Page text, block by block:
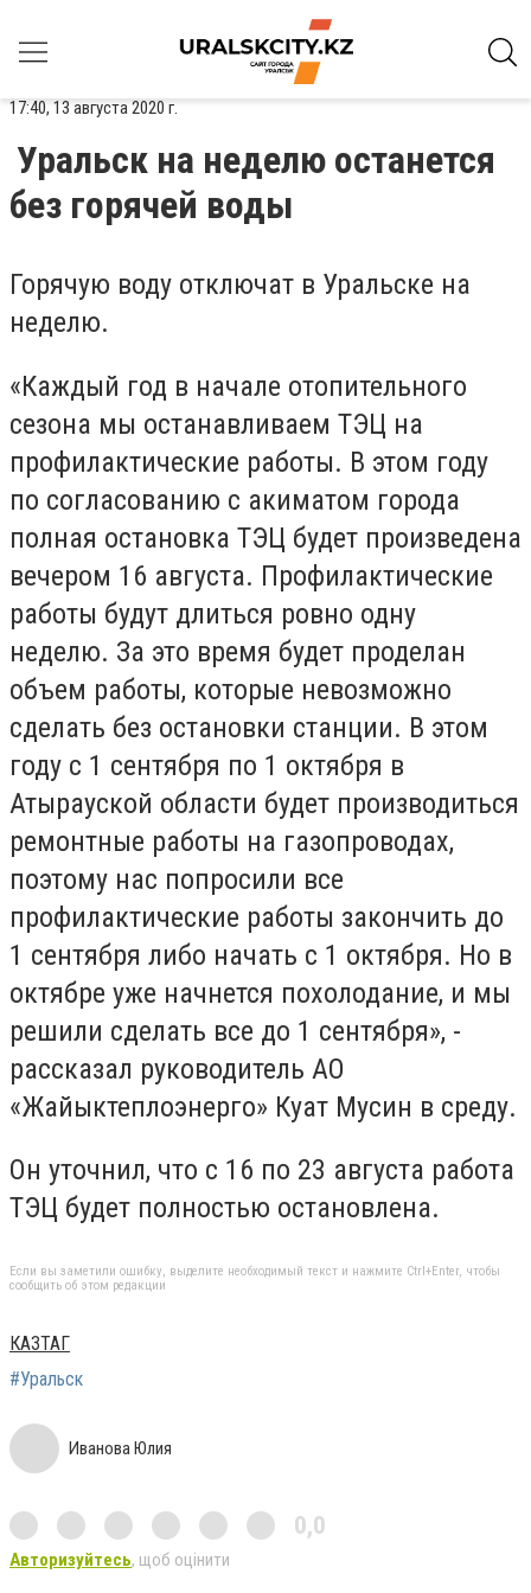
17:40, 13 августа 2020 г.
Уральск на неделю останется
без горячей воды
Горячую воду отключат в Уральске на
неделю.
«Каждый год в начале отопительного
сезона мы останавливаем ТЭЦ на
профилактические работы. В этом году
по согласованию с акиматом города
полная остановка ТЭЦ будет произведена
вечером 16 августа. Профилактические
работы будут длиться ровно одну
неделю. За это время будет проделан
объем работы, которые невозможно
сделать без остановки станции. В этом
году с 1 сентября по 1 октября в
Атырауской области будет производиться
ремонтные работы на газопроводах,
поэтому нас попросили все
профилактические работы закончить до
1 сентября либо начать с 1 октября. Но в
октябре уже начнется похолодание, и мы
решили сделать все до 1 сентября», -
рассказал руководитель АО
«Жайыктеплоэнерго» Куат Мусин в среду.
Он уточнил, что с 16 по 23 августа работа
ТЭЦ будет полностью остановлена.
Если вы заметили ошибку, выделите необходимый текст и нажмите Ctrl+Enter, чтобы
сообщить об этом редакции
КАЗТАГ
#Уральск
Иванова Юлия
0,0
Авторизуйтесь, щоб оцінити